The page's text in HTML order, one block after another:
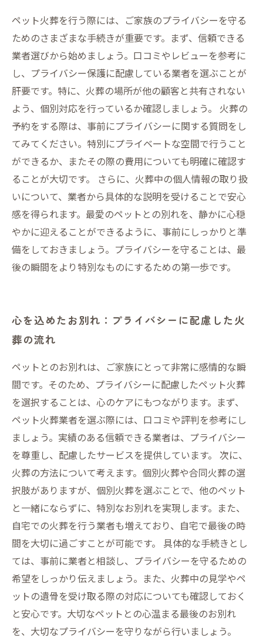
ペット火葬を行う際には、ご家族のプライバシーを守る
ためのさまざまな手続きが重要です。まず、信頼できる
業者選びから始めましょう。口コミやレビューを参考に
し、プライバシー保護に配慮している業者を選ぶことが
肝要です。特に、火葬の場所が他の顧客と共有されない
よう、個別対応を行っているか確認しましょう。 火葬の
予約をする際は、事前にプライバシーに関する質問をし
てみてください。特別にプライベートな空間で行うこと
ができるか、またその際の費用についても明確に確認す
ることが大切です。 さらに、火葬中の個人情報の取り扱
いについて、業者から具体的な説明を受けることで安心
感を得られます。最愛のペットとの別れを、静かに心穏
やかに迎えることができるように、事前にしっかりと準
備をしておきましょう。プライバシーを守ることは、最
後の瞬間をより特別なものにするための第一歩です。
心を込めたお別れ：プライバシーに配慮した火
葬の流れ
ペットとのお別れは、ご家族にとって非常に感情的な瞬
間です。そのため、プライバシーに配慮したペット火葬
を選択することは、心のケアにもつながります。まず、
ペット火葬業者を選ぶ際には、口コミや評判を参考にし
ましょう。実績のある信頼できる業者は、プライバシー
を尊重し、配慮したサービスを提供しています。 次に、
火葬の方法について考えます。個別火葬や合同火葬の選
択肢がありますが、個別火葬を選ぶことで、他のペット
と一緒にならずに、特別なお別れを実現します。また、
自宅での火葬を行う業者も増えており、自宅で最後の時
間を大切に過ごすことが可能です。 具体的な手続きとし
ては、事前に業者と相談し、プライバシーを守るための
希望をしっかり伝えましょう。また、火葬中の見学やペ
ットの遺骨を受け取る際の対応についても確認しておく
と安心です。大切なペットとの心温まる最後のお別れ
を、大切なプライバシーを守りながら行いましょう。